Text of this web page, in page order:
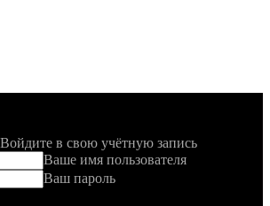
в свою учётную запись
Ваше имя пользователя
Ваш пароль